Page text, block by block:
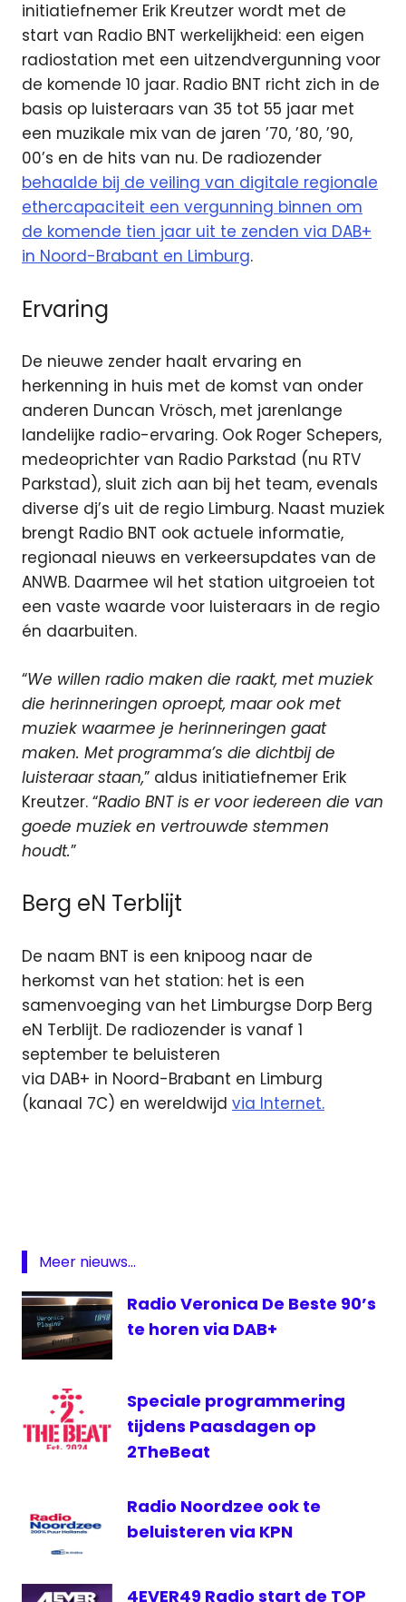
initiatiefnemer Erik Kreutzer wordt met de
start van Radio BNT werkelijkheid: een eigen
radiostation met een uitzendvergunning voor
de komende 10 jaar. Radio BNT richt zich in de
basis op luisteraars van 35 tot 55 jaar met
een muzikale mix van de jaren ’70, ’80, ’90,
00’s en de hits van nu. De radiozender
behaalde bij de veiling van digitale regionale
ethercapaciteit een vergunning binnen om
de komende tien jaar uit te zenden via DAB+
in Noord-Brabant en Limburg.
Ervaring
De nieuwe zender haalt ervaring en
herkenning in huis met de komst van onder
anderen Duncan Vrösch, met jarenlange
landelijke radio-ervaring. Ook Roger Schepers,
medeoprichter van Radio Parkstad (nu RTV
Parkstad), sluit zich aan bij het team, evenals
diverse dj’s uit de regio Limburg. Naast muziek
brengt Radio BNT ook actuele informatie,
regionaal nieuws en verkeersupdates van de
ANWB. Daarmee wil het station uitgroeien tot
een vaste waarde voor luisteraars in de regio
én daarbuiten.
“We willen radio maken die raakt, met muziek
die herinneringen oproept, maar ook met
muziek waarmee je herinneringen gaat
maken. Met programma’s die dichtbij de
luisteraar staan,” aldus initiatiefnemer Erik
Kreutzer. “Radio BNT is er voor iedereen die van
goede muziek en vertrouwde stemmen
houdt.”
Berg eN Terblijt
De naam BNT is een knipoog naar de
herkomst van het station: het is een
samenvoeging van het Limburgse Dorp Berg
eN Terblijt. De radiozender is vanaf 1
september te beluisteren
via DAB+ in Noord-Brabant en Limburg
(kanaal 7C) en wereldwijd via Internet.
Meer nieuws...
Radio Veronica De Beste 90’s
te horen via DAB+
Speciale programmering
tijdens Paasdagen op
2TheBeat
Radio Noordzee ook te
beluisteren via KPN
4EVER49 Radio start de TOP